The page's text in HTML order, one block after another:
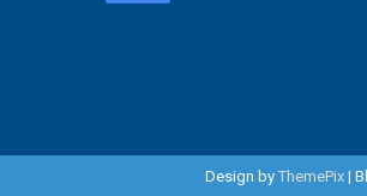
Design by ThemePix |